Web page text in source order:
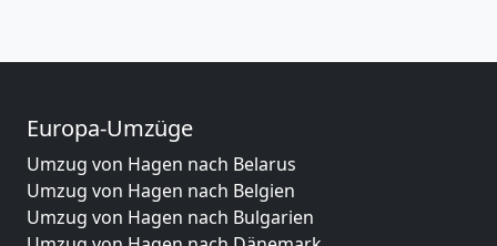
Europa-Umzüge
Umzug von Hagen nach Belarus
Umzug von Hagen nach Belgien
Umzug von Hagen nach Bulgarien